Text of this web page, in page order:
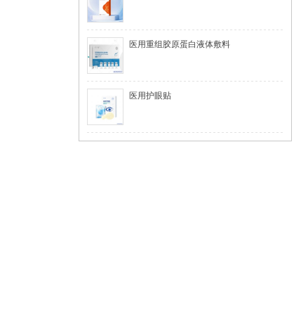
医用重组胶原蛋白液体敷料
医用护眼贴